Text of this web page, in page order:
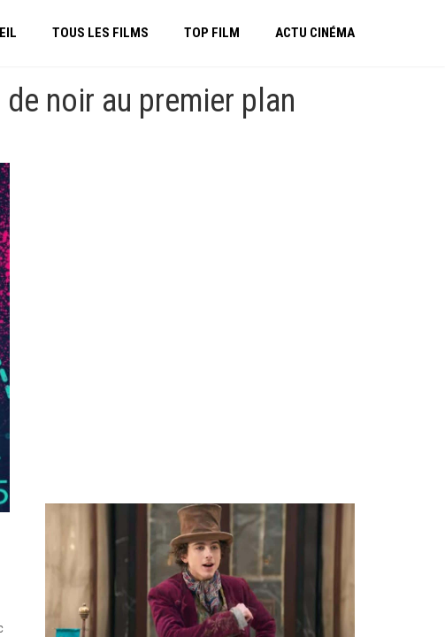
TOUS LES FILMS TOP FILM ACTU CINÉMA
noir au premier plan